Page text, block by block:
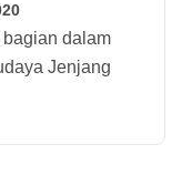
Jenjang